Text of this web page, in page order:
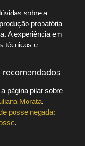
sobre a
probatória
A experiência em
técnicos e
recomendados
página pilar sobre
Morata.
posse negada:
.